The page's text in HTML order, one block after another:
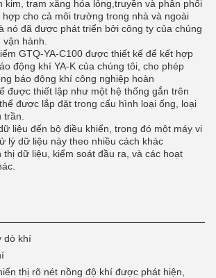
kim, trạm xăng hóa lỏng,truyền và phân phối
cho cả môi trường trong nhà và ngoài
nó đã được phát triển bởi công ty của chúng
hành.
GTQ-YA-C100 được thiết kế để kết hợp
động khí YA-K của chúng tôi, cho phép
báo động khí công nghiệp hoàn
được thiết lập như một hệ thống gắn trên
được lắp đặt trong cấu hình loại ống, loại
liệu đến bộ điều khiển, trong đó một máy vi
lý dữ liệu này theo nhiều cách khác
thị dữ liệu, kiểm soát đầu ra, và các hoạt
dò khí
thị rõ nét nồng độ khí được phát hiện,